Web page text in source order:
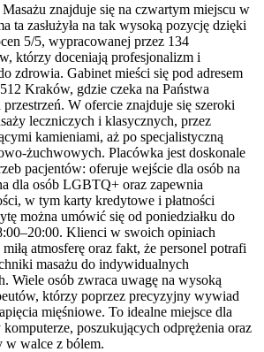
znajduje się na czwartym miejscu w
ta zasłużyła na tak wysoką pozycję dzięki
5/5, wypracowanej przez 134
którzy doceniają profesjonalizm i
zdrowia. Gabinet mieści się pod adresem
Kraków, gdzie czeka na Państwa
W ofercie znajduje się szeroki
leczniczych i klasycznych, przez
kamieniami, aż po specjalistyczną
żuchwowych. Placówka jest doskonale
pacjentów: oferuje wejście dla osób na
dla osób LGBTQ+ oraz zapewnia
w tym karty kredytowe i płatności
można umówić się od poniedziałku do
Klienci w swoich opiniach
atmosferę oraz fakt, że personel potrafi
masażu do indywidualnych
Wiele osób zwraca uwagę na wysoką
którzy poprzez precyzyjny wywiad
mięśniowe. To idealne miejsce dla
poszukujących odprężenia oraz
w walce z bólem.